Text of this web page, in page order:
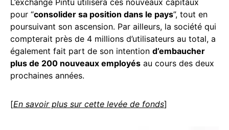
pour “consolider sa position dans le pays”, tout en
poursuivant son ascension. Par ailleurs, la société qui
compterait près de 4 millions d’utilisateurs au total, a
également fait part de son intention d’embaucher
plus de 200 nouveaux employés au cours des deux
prochaines années.
[En savoir plus sur cette levée de fonds]